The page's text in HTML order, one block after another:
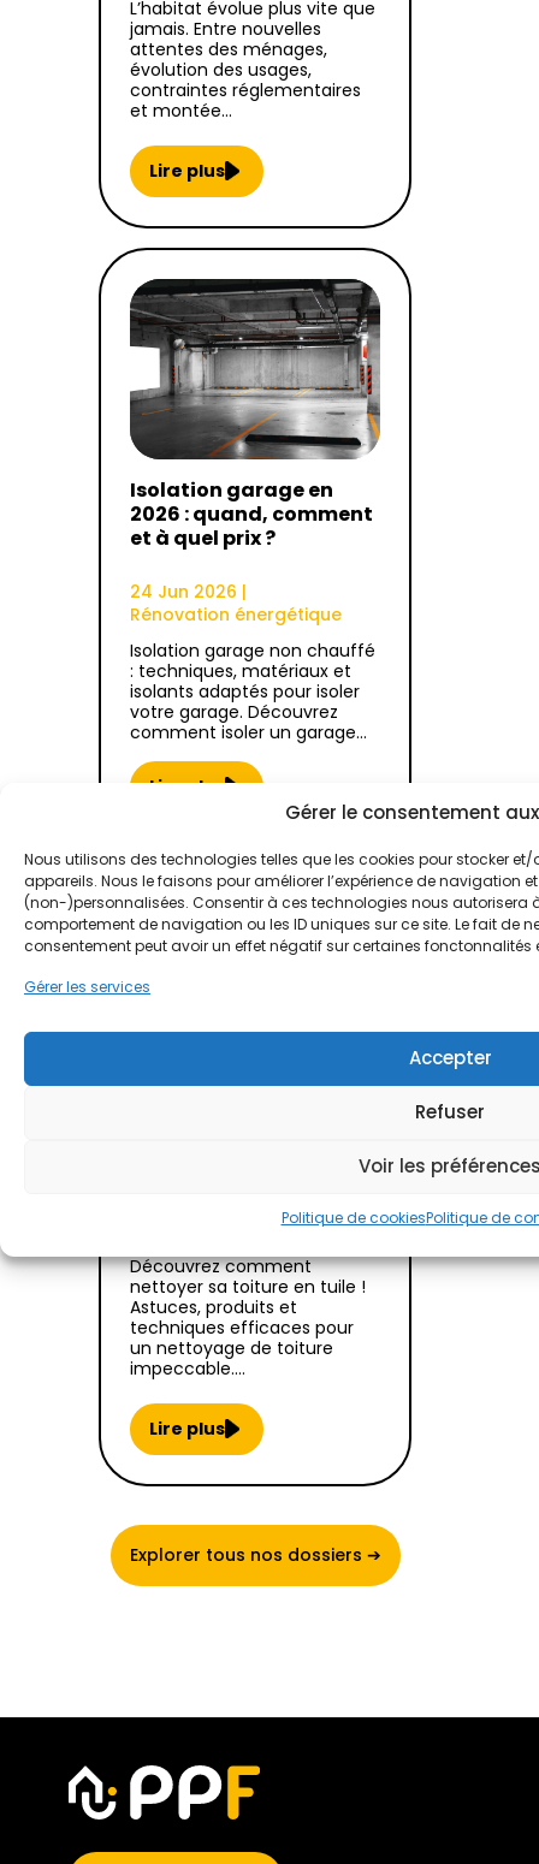
Gérer le consentement
Nous utilisons des technologies telles que les cookies pour stocker
appareils. Nous le faisons pour améliorer l’expérience de navigation
(non-)personnalisées. Consentir à ces technologies nous autorisera
comportement de navigation ou les ID uniques sur ce site. Le fait de
consentement peut avoir un effet négatif sur certaines fonctonnalités
Gérer les services
Accepter
Refuser
Voir les
Politique de cookiesPolitique de
L’habitat évolue plus vite que
jamais. Entre nouvelles
attentes des ménages,
évolution des usages,
contraintes réglementaires
et montée…
Lire plus
Isolation garage en
2026 : quand, comment
et à quel prix ?
24 Jun 2026 |
Rénovation énergétique
Isolation garage non chauffé
: techniques, matériaux et
isolants adaptés pour isoler
votre garage. Découvrez
comment isoler un garage…
Lire plus
Découvrez comment
nettoyer sa toiture en tuile !
Astuces, produits et
techniques efficaces pour
un nettoyage de toiture
impeccable.…
Lire plus
Explorer tous nos dossiers ➔